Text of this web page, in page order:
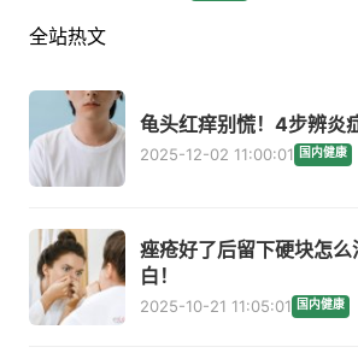
全站热文
龟头红痒别慌！4步辨炎
2025-12-02 11:00:01 国内健康
痤疮好了后留下硬块怎
白！
2025-10-21 11:05:01 国内健康